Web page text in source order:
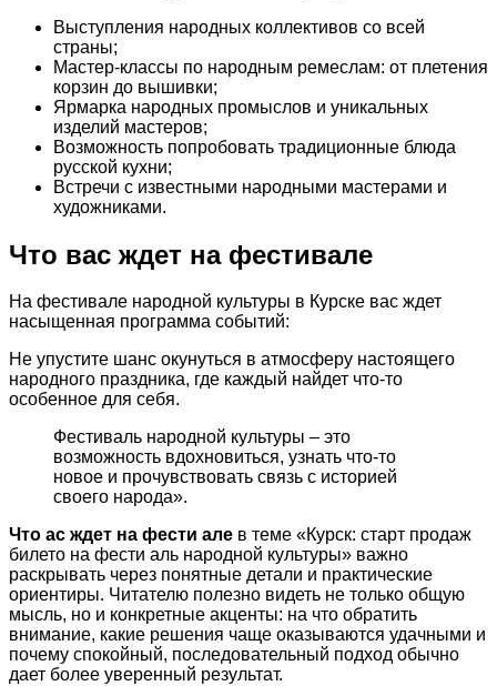
Выступления народных коллективов со всей
страны;
Мастер-классы по народным ремеслам: от плетения
корзин до вышивки;
Ярмарка народных промыслов и уникальных
изделий мастеров;
Возможность попробовать традиционные блюда
русской кухни;
Встречи с известными народными мастерами и
художниками.
Что вас ждет на фестивале
На фестивале народной культуры в Курске вас ждет
насыщенная программа событий:
Не упустите шанс окунуться в атмосферу настоящего
народного праздника, где каждый найдет что-то
особенное для себя.
Фестиваль народной культуры – это
возможность вдохновиться, узнать что-то
новое и прочувствовать связь с историей
своего народа».
Что ас ждет на фести але в теме «Курск: старт продаж
билето на фести аль народной культуры» важно
раскрывать через понятные детали и практические
ориентиры. Читателю полезно видеть не только общую
мысль, но и конкретные акценты: на что обратить
внимание, какие решения чаще оказываются удачными и
почему спокойный, последовательный подход обычно
дает более уверенный результат.